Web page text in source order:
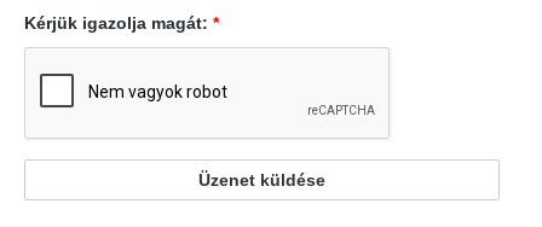
Kérjük igazolja magát: *